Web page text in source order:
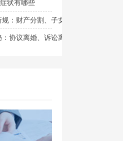
状有哪些
：财产分割、子女抚养权、离婚流
协议离婚、诉讼离婚、财产分割与